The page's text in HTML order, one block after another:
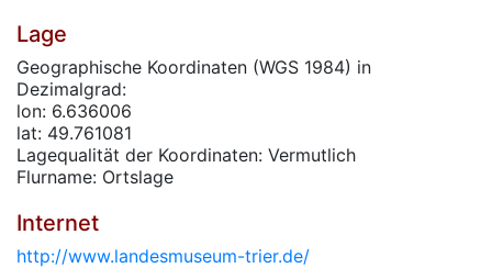
Lage
Geographische Koordinaten (WGS 1984) in
Dezimalgrad:
lon: 6.636006
lat: 49.761081
Lagequalität der Koordinaten: Vermutlich
Flurname: Ortslage
Internet
http://www.landesmuseum-trier.de/